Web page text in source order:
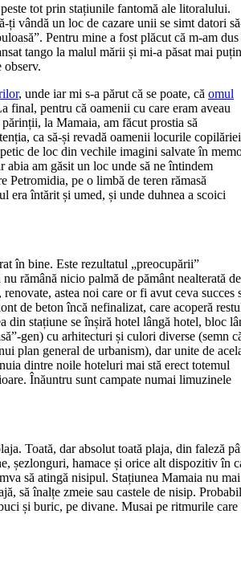
tot prin stațiunile fantomă ale litoralului.
vândă un loc de cazare unii se simt datori
Pentru mine a fost plăcut că m-am dus
tango la malul mării și mi-a păsat mai
observ.
, unde iar mi s-a părut că se poate, că omul
final, pentru că oamenii cu care eram aveau
la Mamaia, am făcut prostia să
ca să-și revadă oamenii locurile
de loc din vechile imagini salvate în
abia am găsit un loc unde să ne întindem
Petromidia, pe o limbă de teren rămasă
era întărit și umed, și unde duhnea a scoici
în bine. Este rezultatul „preocupării”
rămână nicio palmă de pământ nealterată de
astea noi care or fi avut ceva succes
de beton încă nefinalizat, care acoperă
din stațiune se înșiră hotel lângă hotel, bloc
gen) cu arhitecturi și culori diverse (semn
plan general de urbanism), dar unite de
dintre noile hoteluri mai stă erect totemul
Înăuntru sunt campate numai limuzinele
Toată, dar absolut toată plaja, din faleză
șezlonguri, hamace și orice alt dispozitiv în
să atingă nisipul. Stațiunea Mamaia nu
să înalțe zmeie sau castele de nisip. Probabil
și buric, pe divane. Musai pe ritmurile care